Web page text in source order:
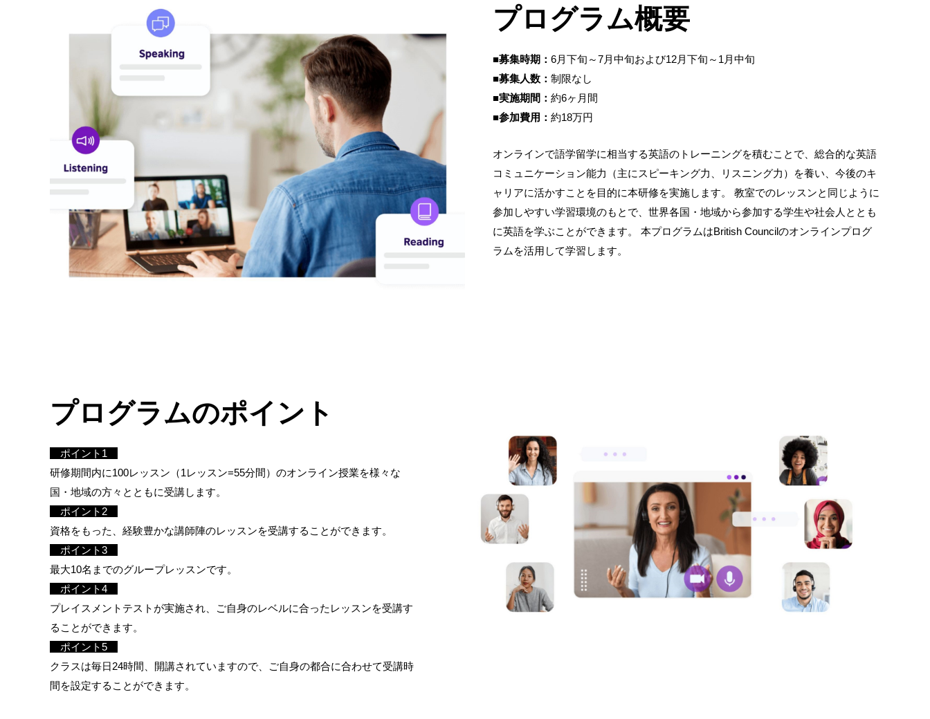
プログラム概要
■募集時期： 6月下旬～7月中旬および12月下旬～1月中旬
■募集人数： 制限なし
■実施期間： 約6ヶ月間
■参加費用： 約18万円
オンラインで語学留学に相当する英語のトレーニングを積むことで、総合的な英語
コミュニケーション能力（主にスピーキング力、リスニング力）を養い、今後のキ
ャリアに活かすことを目的に本研修を実施します。 教室でのレッスンと同じように
参加しやすい学習環境のもとで、世界各国・地域から参加する学生や社会人ととも
に英語を学ぶことができます。 本プログラムはBritish Councilのオンラインプログ
ラムを活用して学習します。
プログラムのポイント
ポイント1
研修期間内に100レッスン（1レッスン=55分間）のオンライン授業を様々な
国・地域の方々とともに受講します。
ポイント2
資格をもった、経験豊かな講師陣のレッスンを受講することができます。
ポイント3
最大10名までのグループレッスンです。
ポイント4
プレイスメントテストが実施され、ご自身のレベルに合ったレッスンを受講す
ることができます。
ポイント5
クラスは毎日24時間、開講されていますので、ご自身の都合に合わせて受講時
間を設定することができます。